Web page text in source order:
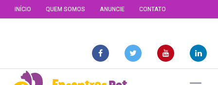
INÍCIO QUEM SOMOS ANUNCIE CONTATO